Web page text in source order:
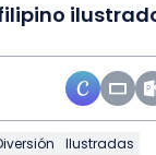
Ilustradas